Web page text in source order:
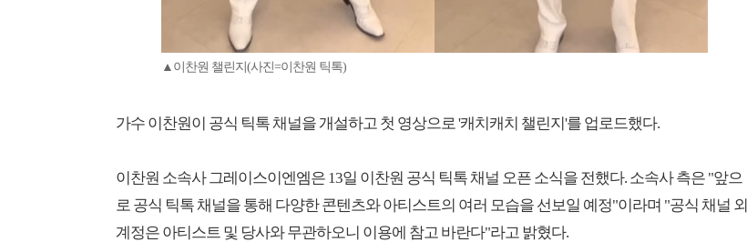
▲이찬원 챌린지(사진=이찬원 틱톡)
가수 이찬원이 공식 틱톡 채널을 개설하고 첫 영상으로 '캐치캐치 챌린지'를 업로드했다.
이찬원 소속사 그레이스이엔엠은 13일 이찬원 공식 틱톡 채널 오픈 소식을 전했다. 소속사 측은 "앞으
로 공식 틱톡 채널을 통해 다양한 콘텐츠와 아티스트의 여러 모습을 선보일 예정"이라며 "공식 채널 외
계정은 아티스트 및 당사와 무관하오니 이용에 참고 바란다"라고 밝혔다.